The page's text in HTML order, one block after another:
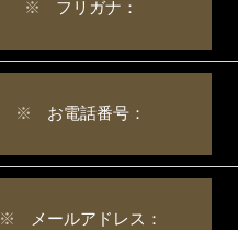
※ フリガナ：
※ お電話番号：
※ メールアドレス：